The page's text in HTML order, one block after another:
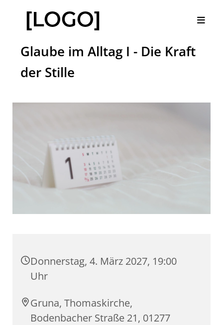
Glaube im Alltag I - Die Kraft
der Stille
Donnerstag, 4. März 2027, 19:00
Uhr
Gruna, Thomaskirche,
Bodenbacher Straße 21, 01277